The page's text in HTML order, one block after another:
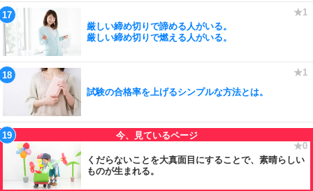
厳しい締め切りで諦める人がいる。
厳しい締め切りで燃える人がいる。
試験の合格率を上げるシンプルな方法とは。
くだらないことを大真面目にすることで、素晴らしい
ものが生まれる。